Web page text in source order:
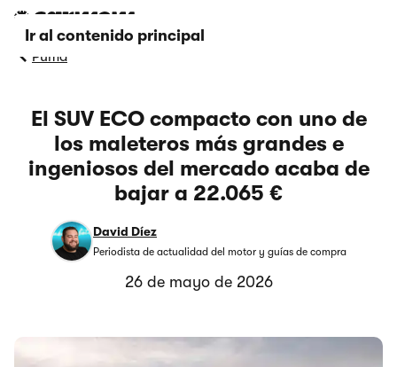
Ir al contenido principal
Puma
El SUV ECO compacto con uno de
los maleteros más grandes e
ingeniosos del mercado acaba de
bajar a 22.065 €
David Díez
Periodista de actualidad del motor y guías de compra
26 de mayo de 2026